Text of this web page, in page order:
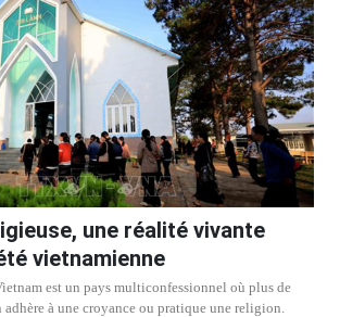
une réalité vivante
vietnamienne
est un pays multiconfessionnel où plus de
à une croyance ou pratique une religion.